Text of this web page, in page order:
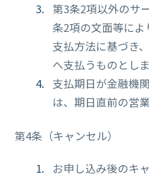
第3条2項以外のサ
条2項の文面等に
支払方法に基づき
へ支払うものとしま
支払期日が金融機
は、期日直前の営
第4条（キャンセル）
お申し込み後のキ